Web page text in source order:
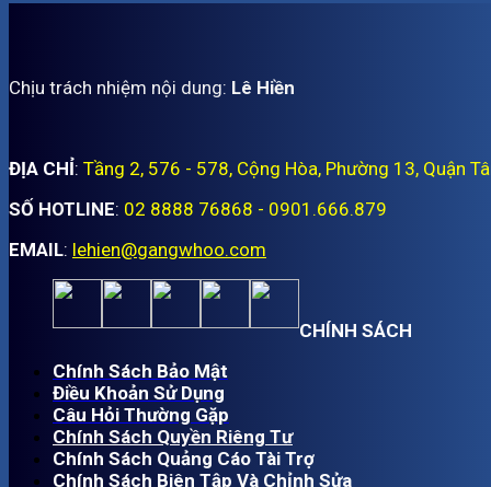
Chịu trách nhiệm nội dung: Lê Hiền
ĐỊA CHỈ: Tầng 2, 576 - 578, Cộng Hòa, Phường 13, Quận
SỐ HOTLINE: 02 8888 76868 - 0901.666.879
EMAIL: lehien@gangwhoo.com
CHÍNH SÁCH
Chính Sách Bảo Mật
Điều Khoản Sử Dụng
Câu Hỏi Thường Gặp
Chính Sách Quyền Riêng Tư
Chính Sách Quảng Cáo Tài Trợ
Chính Sách Biên Tập Và Chỉnh Sửa